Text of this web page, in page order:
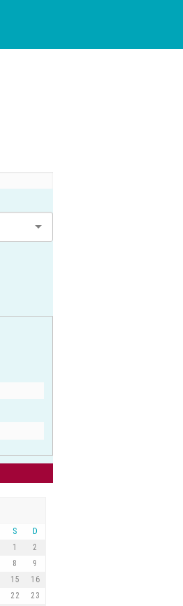
S
D
1
2
8
9
15
16
22
23